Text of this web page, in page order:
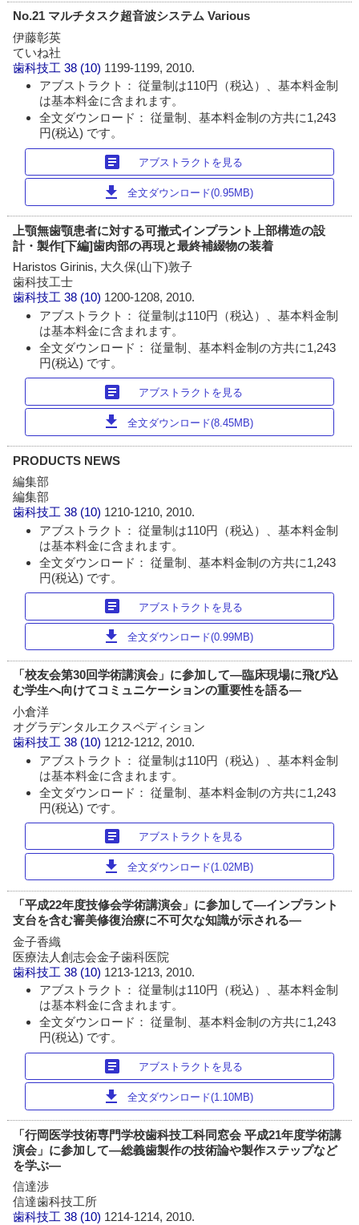
No.21 マルチタスク超音波システム Various
伊藤彰英
ていね社
歯科技工 38 (10) 1199-1199, 2010.
アブストラクト： 従量制は110円（税込）、基本料金制
は基本料金に含まれます。
全文ダウンロード： 従量制、基本料金制の方共に1,243
円(税込) です。
article アブストラクトを見る
download 全文ダウンロード(0.95MB)
上顎無歯顎患者に対する可撤式インプラント上部構造の設
計・製作[下編]歯肉部の再現と最終補綴物の装着
Haristos Girinis, 大久保(山下)敦子
歯科技工士
歯科技工 38 (10) 1200-1208, 2010.
アブストラクト： 従量制は110円（税込）、基本料金制
は基本料金に含まれます。
全文ダウンロード： 従量制、基本料金制の方共に1,243
円(税込) です。
article アブストラクトを見る
download 全文ダウンロード(8.45MB)
PRODUCTS NEWS
編集部
編集部
歯科技工 38 (10) 1210-1210, 2010.
アブストラクト： 従量制は110円（税込）、基本料金制
は基本料金に含まれます。
全文ダウンロード： 従量制、基本料金制の方共に1,243
円(税込) です。
article アブストラクトを見る
download 全文ダウンロード(0.99MB)
「校友会第30回学術講演会」に参加して―臨床現場に飛び込
む学生へ向けてコミュニケーションの重要性を語る―
小倉洋
オグラデンタルエクスペディション
歯科技工 38 (10) 1212-1212, 2010.
アブストラクト： 従量制は110円（税込）、基本料金制
は基本料金に含まれます。
全文ダウンロード： 従量制、基本料金制の方共に1,243
円(税込) です。
article アブストラクトを見る
download 全文ダウンロード(1.02MB)
「平成22年度技修会学術講演会」に参加して―インプラント
支台を含む審美修復治療に不可欠な知識が示される―
金子香織
医療法人創志会金子歯科医院
歯科技工 38 (10) 1213-1213, 2010.
アブストラクト： 従量制は110円（税込）、基本料金制
は基本料金に含まれます。
全文ダウンロード： 従量制、基本料金制の方共に1,243
円(税込) です。
article アブストラクトを見る
download 全文ダウンロード(1.10MB)
「行岡医学技術専門学校歯科技工科同窓会 平成21年度学術講
演会」に参加して―総義歯製作の技術論や製作ステップなど
を学ぶ―
信達渉
信達歯科技工所
歯科技工 38 (10) 1214-1214, 2010.